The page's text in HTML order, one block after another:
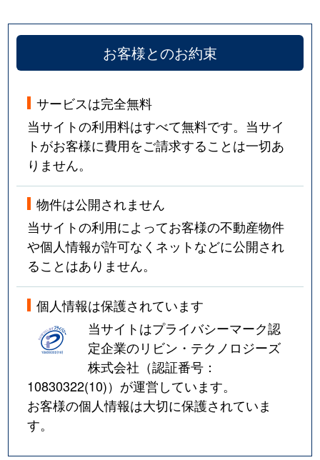
お客様とのお約束
サービスは完全無料
当サイトの利用料はすべて無料です。当サイ
トがお客様に費用をご請求することは一切あ
りません。
物件は公開されません
当サイトの利用によってお客様の不動産物件
や個人情報が許可なくネットなどに公開され
ることはありません。
個人情報は保護されています
当サイトはプライバシーマーク認
定企業のリビン・テクノロジーズ
株式会社（認証番号：
10830322(10)）が運営しています。
お客様の個人情報は大切に保護されていま
す。